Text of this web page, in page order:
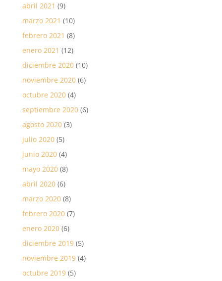
abril 2021 (9)
marzo 2021 (10)
febrero 2021 (8)
enero 2021 (12)
diciembre 2020(10)
noviembre 2020(6)
octubre 2020(4)
septiembre 2020(6)
agosto 2020(3)
julio 2020(5)
junio 2020(4)
mayo 2020(8)
abril 2020(6)
marzo 2020(8)
febrero 2020(7)
enero 2020(6)
diciembre 2019(5)
noviembre 2019(4)
octubre 2019(5)